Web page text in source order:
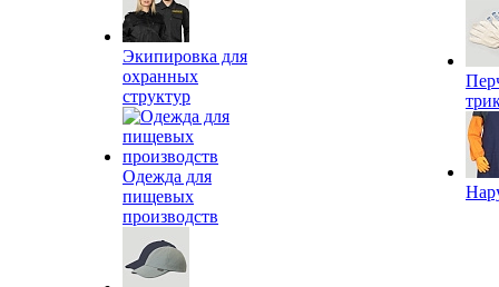
Экипировка для
охранных
структур
Одежда для
пищевых
производств